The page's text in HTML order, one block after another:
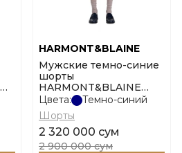
HARMONT&BLAINE
Мужские темно-синие
шорты
HARMONT&BLAINE
Bermuda Jogger размер
52
Цвета:
Темно-синий
Шорты
2 320 000 сум
2 900 000 сум